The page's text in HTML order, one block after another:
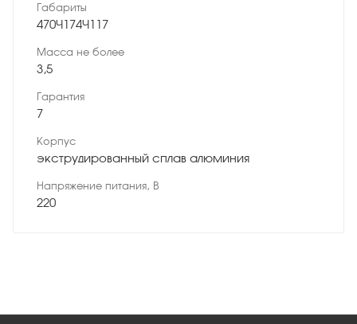
Габариты
470×174×117
Масса не более
3,5
Гарантия
7
Корпус
экструдированный сплав алюминия
Напряжение питания, В
220